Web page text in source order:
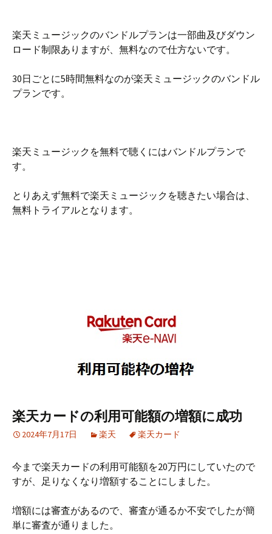
楽天ミュージックのバンドルプランは一部曲及びダウン
ロード制限ありますが、無料なので仕方ないです。
30日ごとに5時間無料なのが楽天ミュージックのバンドル
プランです。
楽天ミュージックを無料で聴くにはバンドルプランで
す。
とりあえず無料で楽天ミュージックを聴きたい場合は、
無料トライアルとなります。
楽天カードの利用可能額の増額に成功
2024年7月17日 楽天 楽天カード
今まで楽天カードの利用可能額を20万円にしていたので
すが、足りなくなり増額することにしました。
増額には審査があるので、審査が通るか不安でしたが簡
単に審査が通りました。